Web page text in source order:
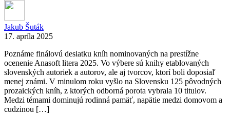
Jakub Šuták
17. apríla 2025
Poznáme finálovú desiatku kníh nominovaných na prestížne
ocenenie Anasoft litera 2025. Vo výbere sú knihy etablovaných
slovenských autoriek a autorov, ale aj tvorcov, ktorí boli doposiaľ
menej známi. V minulom roku vyšlo na Slovensku 125 pôvodných
prozaických kníh, z ktorých odborná porota vybrala 10 titulov.
Medzi témami dominujú rodinná pamäť, napätie medzi domovom a
cudzinou […]